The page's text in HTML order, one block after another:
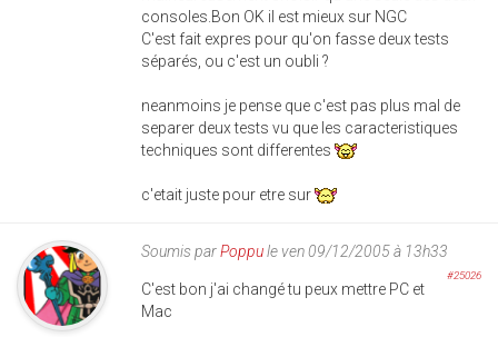
consoles.Bon OK il est mieux sur NGC
C'est fait expres pour qu'on fasse deux tests
séparés, ou c'est un oubli ?
neanmoins je pense que c'est pas plus mal de
separer deux tests vu que les caracteristiques
techniques sont differentes
c'etait juste pour etre sur
Soumis parPoppule ven 09/12/2005 à 13h33
#25026
C'est bon j'ai changé tu peux mettre PC et
Mac